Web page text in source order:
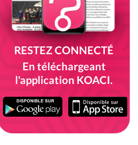
RESTEZ CONNECTÉ
En téléchargeant
l'application KOACI.